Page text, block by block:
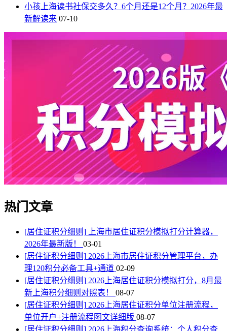
小孩上海读书社保交多久？6个月还是12个月？2026年最
新解读来 07-10
热门文章
[居住证积分细则] 上海市居住证积分模拟打分计算器，
2026年最新版！ 03-01
[居住证积分细则] 2026上海市居住证积分管理平台，办
理120积分必备工具+通道 02-09
[居住证积分细则] 2026上海居住证积分模拟打分，8月最
新上海积分细则对照表！ 08-07
[居住证积分细则] 2026上海居住证积分单位注册流程，
单位开户+注册流程图文详细版 08-07